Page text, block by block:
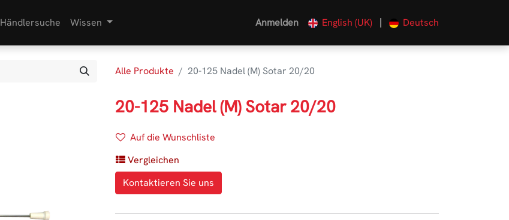
Händlersuche Wissen Anmelden English (UK) | Deutsch
Alle Produkte 20-125 Nadel (M) Sotar 20/20
20-125 Nadel (M) Sotar 20/20
Auf die Wunschliste
Vergleichen
Kontaktieren Sie uns